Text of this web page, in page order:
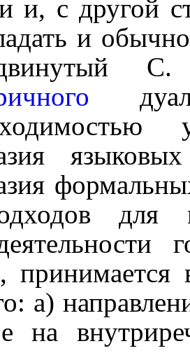
и, с другой
и
для
принимается
а)
на